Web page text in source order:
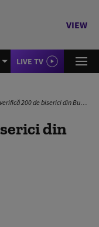
VIEW
LIVE TV
200 de biserici din București
din